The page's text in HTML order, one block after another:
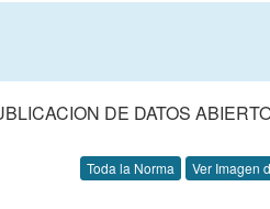
DE DATOS
Toda la Norma Ver Imagen